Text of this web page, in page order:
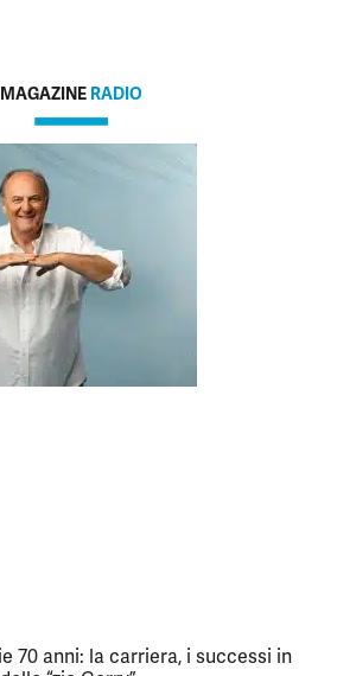
MAGAZINE RADIO
70 anni: la carriera, i successi in